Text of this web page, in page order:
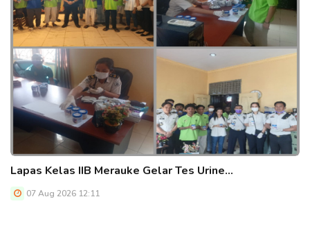
Lapas Kelas IIB Merauke Gelar Tes Urine…
07 Aug 2026 12:11